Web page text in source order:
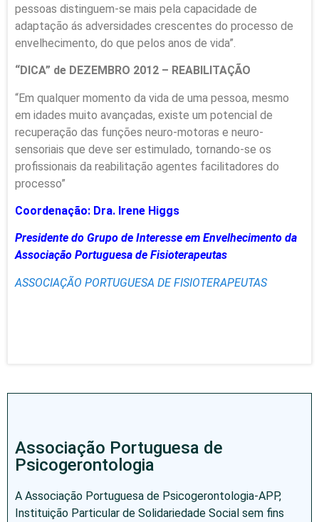
pessoas distinguem-se mais pela capacidade de
adaptação ás adversidades crescentes do processo de
envelhecimento, do que pelos anos de vida”.
“DICA” de DEZEMBRO 2012 – REABILITAÇÃO
“Em qualquer momento da vida de uma pessoa, mesmo
em idades muito avançadas, existe um potencial de
recuperação das funções neuro-motoras e neuro-
sensoriais que deve ser estimulado, tornando-se os
profissionais da reabilitação agentes facilitadores do
processo”
Coordenação: Dra. Irene Higgs
Presidente do Grupo de Interesse em Envelhecimento da
Associação Portuguesa de Fisioterapeutas
ASSOCIAÇÃO PORTUGUESA DE FISIOTERAPEUTAS
Associação Portuguesa de
Psicogerontologia
A Associação Portuguesa de Psicogerontologia-APP,
Instituição Particular de Solidariedade Social sem fins